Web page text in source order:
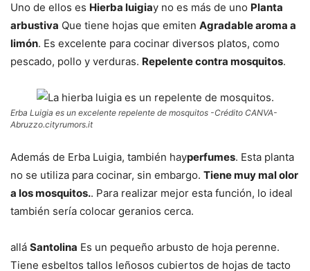
Uno de ellos es Hierba luigiay no es más de uno Planta
arbustiva Que tiene hojas que emiten Agradable aroma a
limón. Es excelente para cocinar diversos platos, como
pescado, pollo y verduras. Repelente contra mosquitos.
Erba Luigia es un excelente repelente de mosquitos -Crédito CANVA-
Abruzzo.cityrumors.it
Además de Erba Luigia, también hayperfumes. Esta planta
no se utiliza para cocinar, sin embargo. Tiene muy mal olor
a los mosquitos.. Para realizar mejor esta función, lo ideal
también sería colocar geranios cerca.
allá Santolina Es un pequeño arbusto de hoja perenne.
Tiene esbeltos tallos leñosos cubiertos de hojas de tacto